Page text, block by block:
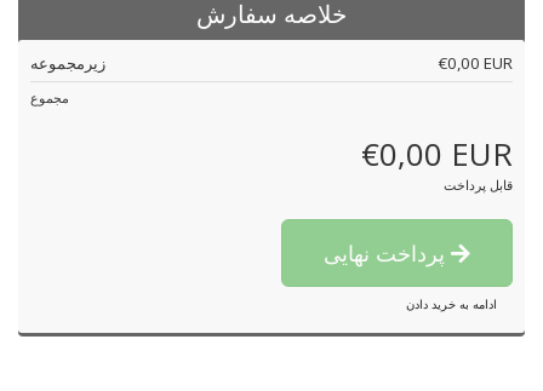
خلاصه سفارش
زیرمجموعه €0,00 EUR
مجموع
€0,00 EUR
قابل پرداخت
ادامه به خرید دادن